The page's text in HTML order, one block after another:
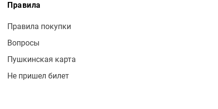
Правила
Правила покупки
Вопросы
Пушкинская карта
Не пришел билет